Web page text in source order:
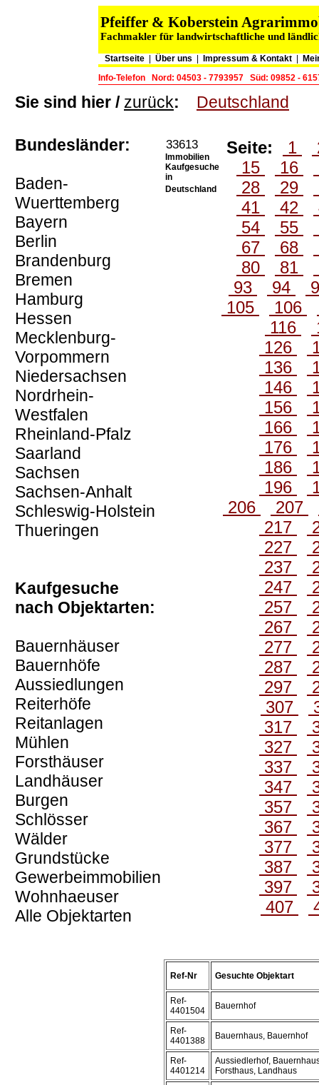
Pfeiffer & Koberstein
Fachmakler für landwirtschaftliche und
Startseite Über uns Impressum & Kontakt
Info-Telefon
Nord: 04503 - 7793957 Süd: 09852 -
Sie sind hier / zurück: Deutschland
Bundesländer:
Baden-
Wuerttemberg
Bayern
Berlin
Brandenburg
Bremen
Hamburg
Hessen
Mecklenburg-
Vorpommern
Niedersachsen
Nordrhein-
Westfalen
Rheinland-Pfalz
Saarland
Sachsen
Sachsen-Anhalt
Schleswig-Holstein
Thueringen
Kaufgesuche
nach Objektarten:
Bauernhäuser
Bauernhöfe
Aussiedlungen
Reiterhöfe
Reitanlagen
Mühlen
Forsthäuser
Landhäuser
Burgen
Schlösser
Wälder
Grundstücke
Gewerbeimmobilien
Wohnhaeuser
Alle Objektarten
33613
Immobilien
Kaufgesuche
in
Deutschland
Seite: 1
15
16
28
29
41
42
54
55
67
68
80
81
93
94
105
106
116
126
136
146
156
166
176
186
196
206
207
217
227
237
247
257
267
277
287
297
307
317
327
337
347
357
367
377
387
397
407
Ref-Nr Gesuchte Objektart
Ref-
4401504
Bauernhof
Ref-
4401388
Bauernhaus, Bauernhof
Ref-
4401214
Aussiedlerhof,
Forsthaus, Landhaus